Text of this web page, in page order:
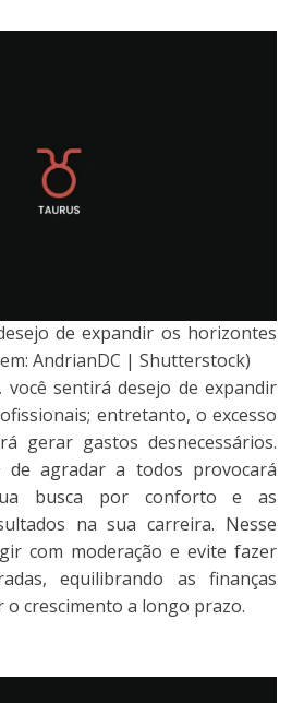
de expandir os horizontes
AndrianDC | Shutterstock)
sentirá desejo de expandir
entretanto, o excesso
gerar gastos desnecessários.
de agradar a todos provocará
busca por conforto e as
na sua carreira. Nesse
com moderação e evite fazer
equilibrando as finanças
o crescimento a longo prazo.